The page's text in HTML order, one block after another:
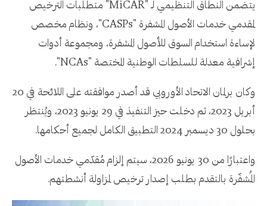
يتضمن النطاق التنظيمي لـ "MiCAR" متطلبات الترخيص
لمقدمي خدمات الأصول المشفرة "CASPs"، ونظام مخصص
لإساءة استخدام السوق للأصول المشفرة، ومجموعة أدوات
إشرافية معدلة للسلطات الوطنية المختصة "NCAs".
وكان برلمان الاتحاد الأوروبي قد أصدر موافقته على اللائحة في 20
أبريل 2023، ثم دخلت حيز التنفيذ في 29 يونيو 2023، ويُنتظر
بحلول 30 ديسمبر 2024 التطبيق الكامل لجميع أحكامها.
واعتبارًا من 30 يونيو 2026، سيتم إلزام مُقدّمي خدمات الأصول
المُشفّرة بالتقدم بطلب إصدار ترخيص لمزاولة أنشطتهم.